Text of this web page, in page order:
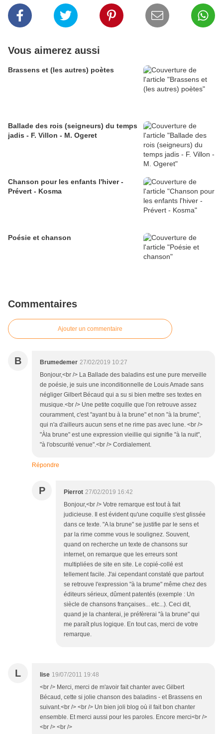
Vous aimerez aussi
Brassens et (les autres) poètes
Ballade des rois (seigneurs) du temps
jadis - F. Villon - M. Ogeret
Chanson pour les enfants l'hiver -
Prévert - Kosma
Poésie et chanson
Commentaires
Ajouter un commentaire
B Brumedemer 27/02/2019 10:27
Bonjour,<br /> La Ballade des baladins est une pure merveille
de poésie, je suis une inconditionnelle de Louis Amade sans
négliger Gilbert Bécaud qui a su si bien mettre ses textes en
musique.<br /> Une petite coquille que l'on retrouve assez
couramment, c'est "ayant bu à la brune" et non "à la brume",
qui n'a d'ailleurs aucun sens et ne rime pas avec lune. <br />
"Àla brune" est une expression vieillie qui signifie "à la nuit",
"à l'obscurité venue".<br /> Cordialement.
Répondre
P Pierrot 27/02/2019 16:42
Bonjour,<br /> Votre remarque est tout à fait
judicieuse. Il est évident qu'une coquille s'est glissée
dans ce texte. "A la brune" se justifie par le sens et
par la rime comme vous le soulignez. Souvent,
quand on recherche un texte de chansons sur
internet, on remarque que les erreurs sont
multipliées de site en site. Le copié-collé est
tellement facile. J'ai cependant constaté que partout
se retrouve l'expression "à la brume" même chez des
éditeurs sérieux, dûment patentés (exemple : Un
siècle de chansons françaises... etc...). Ceci dit,
quand je la chanterai, je préfèrerai "à la brune" qui
me paraît plus logique. En tout cas, merci de votre
remarque.
L lise 19/07/2011 19:48
<br /> Merci, merci de m'avoir fait chanter avec Gilbert
Bécaud, cette si jolie chanson des baladins - et Brassens en
suivant.<br /> <br /> Un bien joli blog où il fait bon chanter
ensemble. Et merci aussi pour les paroles. Encore merci<br />
<br /> <br />